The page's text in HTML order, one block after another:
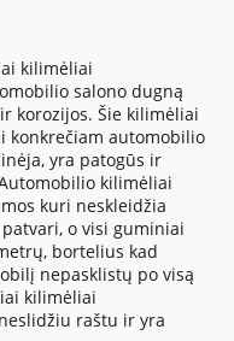
kilimėliai
salono dugną
korozijos. Šie kilimėliai
konkrečiam automobilio
yra patogūs ir
kilimėliai
kuri neskleidžia
o visi guminiai
bortelius kad
nepasklistų po visą
kilimėliai
raštu ir yra